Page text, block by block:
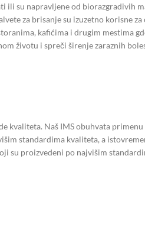
ili su napravljene od biorazgradivih
za brisanje su izuzetno korisne
kafićima i drugim mestima
životu i spreči širenje zaraznih
Naš IMS obuhvata
standardima kvaliteta, a
su proizvedeni po najvišim